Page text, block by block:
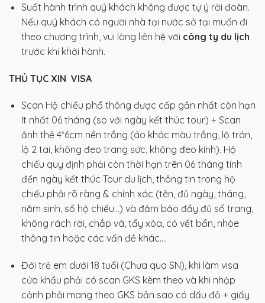
Suốt hành trình quý khách không được tự ý rời đoàn.
Nếu quý khách có người nhà tại nước sở tại muốn đi
theo chương trình, vui lòng liên hệ với công ty du lịch
trước khi khởi hành.
THỦ TỤC XIN VISA
Scan Hộ chiếu phổ thông được cấp gần nhất còn hạn
ít nhất 06 tháng (so với ngày kết thúc tour) + Scan
ảnh thẻ 4*6cm nền trắng (áo khác màu trắng, lộ trán,
lộ 2 tai, không đeo trang sức, không đeo kính). Hộ
chiếu quy định phải còn thời hạn trên 06 tháng tính
đến ngày kết thúc Tour du lịch, thông tin trong hộ
chiếu phải rõ ràng & chính xác (tên, đủ ngày, tháng,
năm sinh, số hộ chiếu…) và đảm bảo đầy đủ số trang,
không rách rời, chắp vá, tẩy xóa, có vết bẩn, nhòe
thông tin hoặc các vấn đề khác….
Đới trẻ em dưới 18 tuổi (Chưa qua SN), khi làm visa
cửa khẩu phải có scan GKS kèm theo và khi nhập
cảnh phải mang theo GKS bản sao có dấu đỏ + giấy